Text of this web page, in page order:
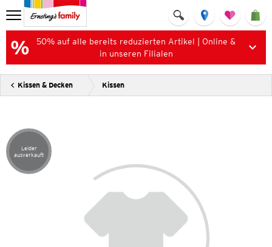
50% auf alle bereits reduzierten Artikel | Online &
in unseren Filialen
Kissen & Decken Kissen
Artikel leider ausverkauft
Leider
ausverkauft